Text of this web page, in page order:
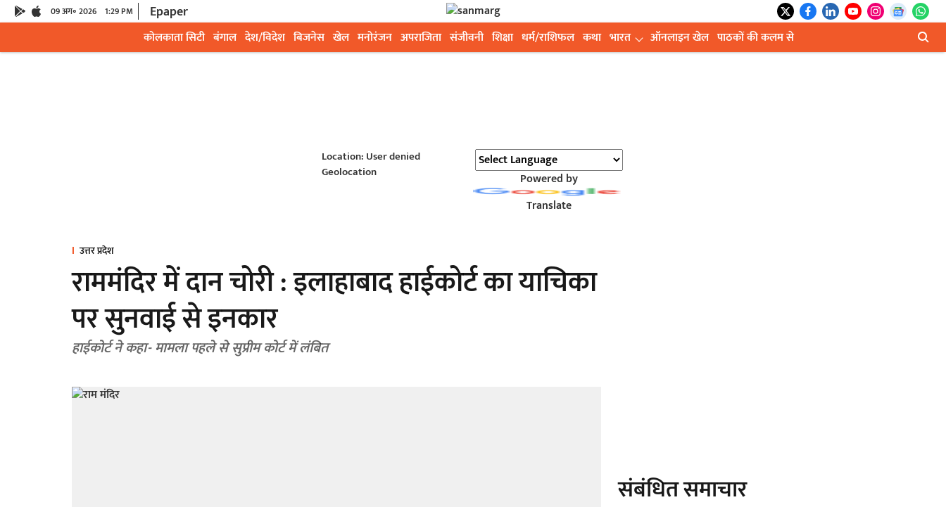
09 अग॰ 2026 1:29 PM Epaper
कोलकाता सिटी बंगाल देश/विदेश बिजनेस खेल मनोरंजन अपराजिता संजीवनी शिक्षा धर्म/राशिफल कथा भारत ऑनलाइन खेल पाठकों की कलम से
Location: User denied
Geolocation
Powered by
Translate
उत्तर प्रदेश
राममंदिर में दान चोरी : इलाहाबाद हाईकोर्ट का याचिका
पर सुनवाई से इनकार
हाईकोर्ट ने कहा- मामला पहले से सुप्रीम कोर्ट में लंबित
संबंधित समाचार